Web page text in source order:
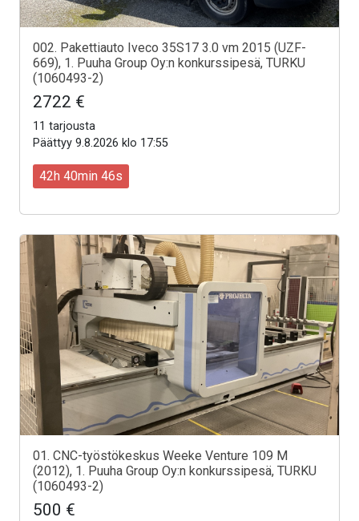
002. Pakettiauto Iveco 35S17 3.0 vm 2015 (UZF-
669), 1. Puuha Group Oy:n konkurssipesä, TURKU
(1060493-2)
2722 €
11 tarjousta
Päättyy 9.8.2026 klo 17:55
42h 40min 44s
01. CNC-työstökeskus Weeke Venture 109 M
(2012), 1. Puuha Group Oy:n konkurssipesä, TURKU
(1060493-2)
500 €